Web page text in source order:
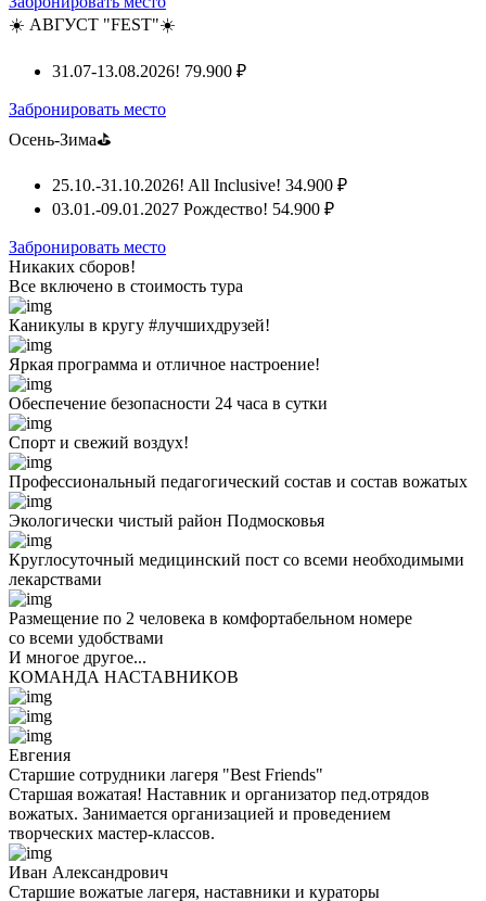
☀️ АВГУСТ "FEST"☀️
31.07-13.08.2026! 79.900 ₽
Забронировать место
Осень-Зима⛳
25.10.-31.10.2026! All Inclusive! 34.900 ₽
03.01.-09.01.2027 Рождество! 54.900 ₽
Забронировать место
Никаких сборов!
Все включено в стоимость тура
Каникулы в кругу #лучшихдрузей!
Яркая программа и отличное настроение!
Обеспечение безопасности 24 часа в сутки
Спорт и свежий воздух!
Профессиональный педагогический состав и состав вожатых
Экологически чистый район Подмосковья
Круглосуточный медицинский пост со всеми необходимыми
лекарствами
Размещение по 2 человека в комфортабельном номере
со всеми удобствами
И многое другое...
КОМАНДА НАСТАВНИКОВ
Евгения
Старшие сотрудники лагеря "Best Friends"
Старшая вожатая! Наставник и организатор пед.отрядов
вожатых. Занимается организацией и проведением
творческих мастер-классов.
Иван Александрович
Старшие вожатые лагеря, наставники и кураторы